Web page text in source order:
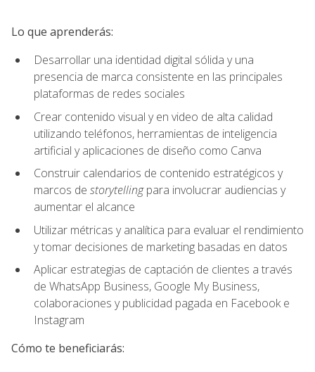
Lo que aprenderás:
Desarrollar una identidad digital sólida y una
presencia de marca consistente en las principales
plataformas de redes sociales
Crear contenido visual y en video de alta calidad
utilizando teléfonos, herramientas de inteligencia
artificial y aplicaciones de diseño como Canva
Construir calendarios de contenido estratégicos y
marcos de storytellingpara involucrar audiencias y
aumentar el alcance
Utilizar métricas y analítica para evaluar el rendimiento
y tomar decisiones de marketing basadas en datos
Aplicar estrategias de captación de clientes a través
de WhatsApp Business, Google My Business,
colaboraciones y publicidad pagada en Facebook e
Instagram
Cómo te beneficiarás: